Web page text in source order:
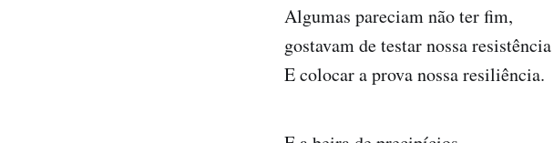
Algumas pareciam não ter fim,
gostavam de testar nossa resistência
E colocar a prova nossa resiliência.